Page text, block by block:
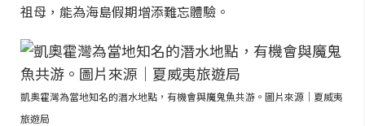
祖母，能為海島假期增添難忘體驗。
凱奧霍灣為當地知名的潛水地點，有機會與魔鬼魚共游。圖片來源｜夏威夷
旅遊局